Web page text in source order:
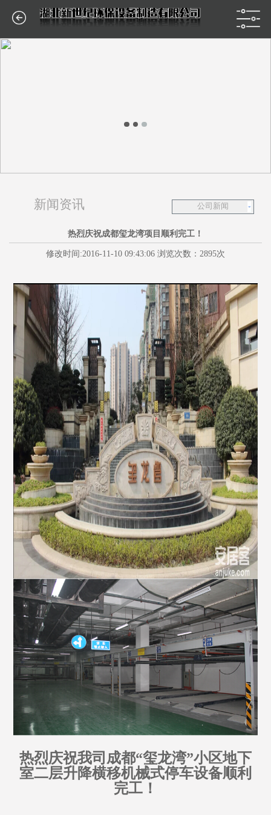
公司新闻
新闻资讯
热烈庆祝成都玺龙湾项目顺利完工！
修改时间:2016-11-10 09:43:06 浏览次数：2895次
热烈庆祝我司成都“玺龙湾”小区地下
室二层升降横移机械式停车设备顺利
完工！